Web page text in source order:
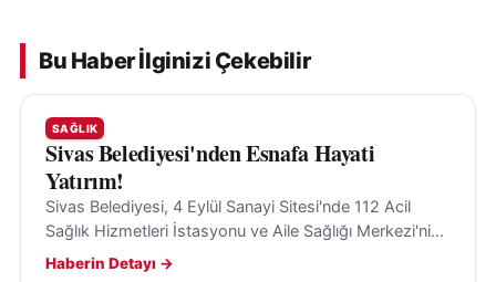
Bu Haber İlginizi Çekebilir
SAĞLIK
Sivas Belediyesi'nden Esnafa Hayati
Yatırım!
Sivas Belediyesi, 4 Eylül Sanayi Sitesi'nde 112 Acil
Sağlık Hizmetleri İstasyonu ve Aile Sağlığı Merkezi'nin
temelini attı, sağlık hizmetlerine erişim kolaylaşacak.
Haberin Detayı →